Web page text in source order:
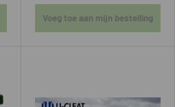
Voeg toe aan mijn bestelling